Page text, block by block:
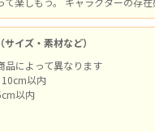
イズ・素材など）
品によって異なります
以内
以内